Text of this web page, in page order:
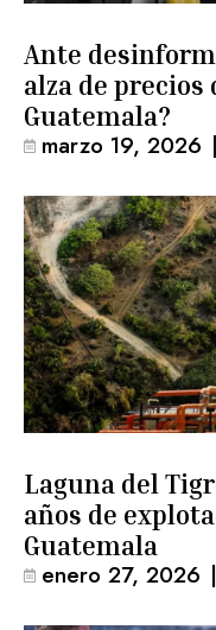
Ante
alza de
Guatemala?
marzo 19, 2026 |
Laguna del
años de
Guatemala
enero 27, 2026 |